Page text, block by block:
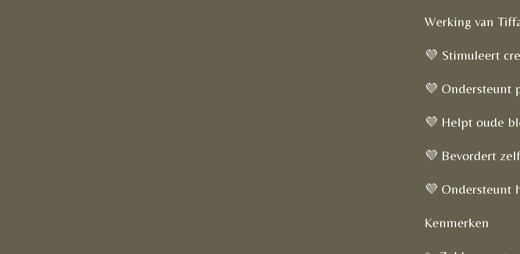
Werking van
💜 Stimuleert
💜 Ondersteunt
💜 Helpt oude
💜 Bevordert
💜 Ondersteunt
Kenmerken